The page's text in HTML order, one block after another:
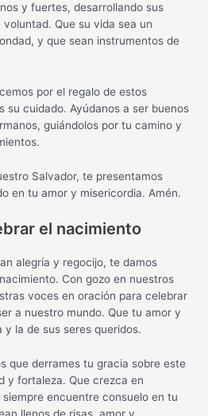
y fuertes, desarrollando sus
Que su vida sea un
y que sean instrumentos de
por el regalo de estos
su cuidado. Ayúdanos a ser buenos
guiándolos por tu camino y
Salvador, te presentamos
en tu amor y misericordia. Amén.
el nacimiento
alegría y regocijo, te damos
Con gozo en nuestros
voces en oración para celebrar
a nuestro mundo. Que tu amor y
y la de sus seres queridos.
que derrames tu gracia sobre este
y fortaleza. Que crezca en
encuentre consuelo en tu
llenos de risas, amor y